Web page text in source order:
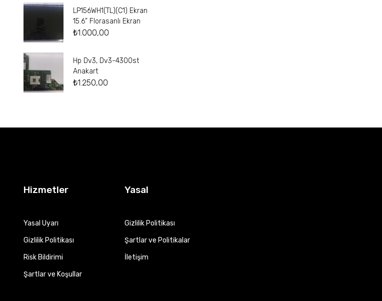
LP156WH1(TL)(C1) Ekran
15.6” Florasanlı Ekran
₺1.000,00
Hp Dv3, Dv3-4300st
Anakart
₺1.250,00
Hizmetler
Yasal Uyarı
Gizlilik Politikası
Risk Bildirimi
Şartlar ve Koşullar
Yasal
Gizlilik Politikası
Şartlar ve Politikalar
İletişim